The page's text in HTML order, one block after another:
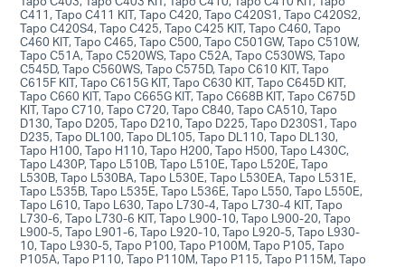
C411, Tapo C411 KIT, Tapo C420, Tapo C420S1, Tapo C420S2,
Tapo C420S4, Tapo C425, Tapo C425 KIT, Tapo C460, Tapo
C460 KIT, Tapo C465, Tapo C500, Tapo C501GW, Tapo C510W,
Tapo C51A, Tapo C520WS, Tapo C52A, Tapo C530WS, Tapo
C545D, Tapo C560WS, Tapo C575D, Tapo C610 KIT, Tapo
C615F KIT, Tapo C615G KIT, Tapo C630 KIT, Tapo C645D KIT,
Tapo C660 KIT, Tapo C665G KIT, Tapo C668B KIT, Tapo C675D
KIT, Tapo C710, Tapo C720, Tapo C840, Tapo CA510, Tapo
D130, Tapo D205, Tapo D210, Tapo D225, Tapo D230S1, Tapo
D235, Tapo DL100, Tapo DL105, Tapo DL110, Tapo DL130,
Tapo H100, Tapo H110, Tapo H200, Tapo H500, Tapo L430C,
Tapo L430P, Tapo L510B, Tapo L510E, Tapo L520E, Tapo
L530B, Tapo L530BA, Tapo L530E, Tapo L530EA, Tapo L531E,
Tapo L535B, Tapo L535E, Tapo L536E, Tapo L550, Tapo L550E,
Tapo L610, Tapo L630, Tapo L730-4, Tapo L730-4 KIT, Tapo
L730-6, Tapo L730-6 KIT, Tapo L900-10, Tapo L900-20, Tapo
L900-5, Tapo L901-6, Tapo L920-10, Tapo L920-5, Tapo L930-
10, Tapo L930-5, Tapo P100, Tapo P100M, Tapo P105, Tapo
P105A, Tapo P110, Tapo P110M, Tapo P115, Tapo P115M, Tapo